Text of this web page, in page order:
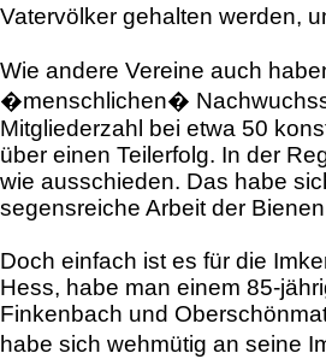
Vatervölker gehalten werden,
Wie andere Vereine auch
�menschlichen�
Mitgliederzahl bei etwa 50
über einen Teilerfolg. In der
wie ausschieden. Das habe
segensreiche Arbeit der
Doch einfach ist es für die
Hess, habe man einem 85-
Finkenbach und
habe sich wehmütig an seine